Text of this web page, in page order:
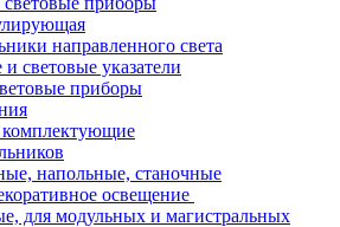
направленного света
световые указатели
приборы
комплектующие
напольные, станочные
освещение
для модульных и магистральных